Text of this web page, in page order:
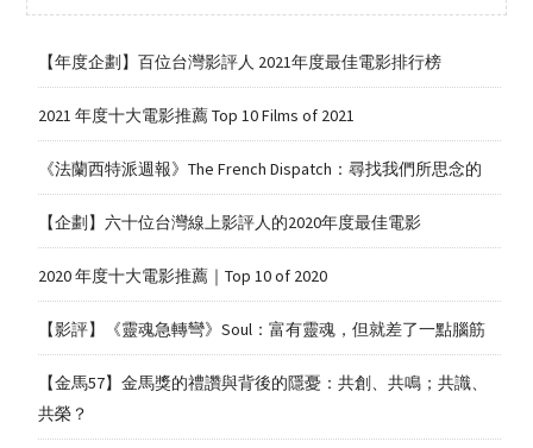
【年度企劃】百位台灣影評人 2021年度最佳電影排行榜
2021 年度十大電影推薦 Top 10 Films of 2021
《法蘭西特派週報》The French Dispatch：尋找我們所思念的
【企劃】六十位台灣線上影評人的2020年度最佳電影
2020 年度十大電影推薦｜Top 10 of 2020
【影評】《靈魂急轉彎》Soul：富有靈魂，但就差了一點腦筋
【金馬57】金馬獎的禮讚與背後的隱憂：共創、共鳴；共識、
共榮？